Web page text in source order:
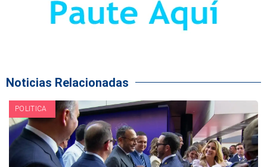
Noticias Relacionadas
POLITICA